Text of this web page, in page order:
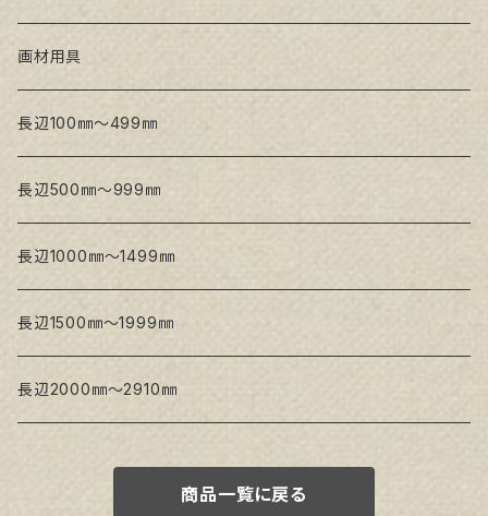
トークロ 赤SP(中目)
Snow White SPC(中目)
GAERA BA(中荒目)
Snow White SPC(中目)
Snow White SLA(中目)
GAERA F(中細目) / BA(中荒目)
Snow White SLA(中目)
Snow White SLH(中太目)
Snow White SPC(中目)
トークロ イエロー
生キャンバス
画材用具
長辺100㎜～499㎜
長辺500㎜～999㎜
長辺1000㎜～1499㎜
長辺1500㎜～1999㎜
長辺2000㎜～2910㎜
商品一覧に戻る